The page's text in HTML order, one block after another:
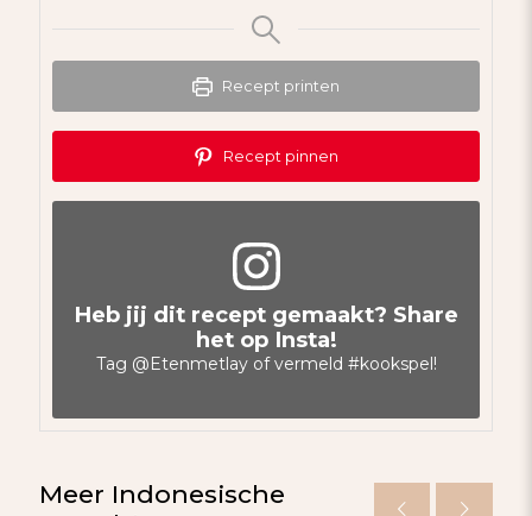
Recept printen
Recept pinnen
Heb jij dit recept gemaakt? Share
het op Insta!
Tag @Etenmetlayof vermeld #kookspel!
Meer Indonesische